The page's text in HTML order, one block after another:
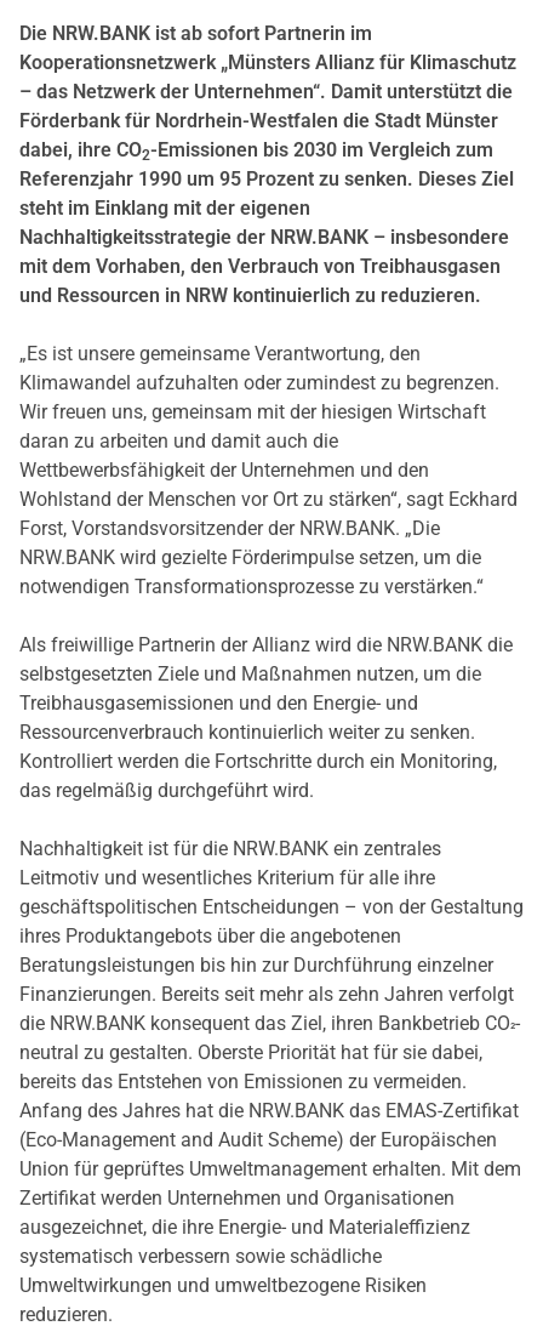
Die NRW.BANK ist ab sofort Partnerin im
Kooperationsnetzwerk „Münsters Allianz für Klimaschutz
– das Netzwerk der Unternehmen“. Damit unterstützt die
Förderbank für Nordrhein-Westfalen die Stadt Münster
dabei, ihre CO2-Emissionen bis 2030 im Vergleich zum
Referenzjahr 1990 um 95 Prozent zu senken. Dieses Ziel
steht im Einklang mit der eigenen
Nachhaltigkeitsstrategie der NRW.BANK – insbesondere
mit dem Vorhaben, den Verbrauch von Treibhausgasen
und Ressourcen in NRW kontinuierlich zu reduzieren.
„Es ist unsere gemeinsame Verantwortung, den
Klimawandel aufzuhalten oder zumindest zu begrenzen.
Wir freuen uns, gemeinsam mit der hiesigen Wirtschaft
daran zu arbeiten und damit auch die
Wettbewerbsfähigkeit der Unternehmen und den
Wohlstand der Menschen vor Ort zu stärken“, sagt Eckhard
Forst, Vorstandsvorsitzender der NRW.BANK. „Die
NRW.BANK wird gezielte Förderimpulse setzen, um die
notwendigen Transformationsprozesse zu verstärken.“
Als freiwillige Partnerin der Allianz wird die NRW.BANK die
selbstgesetzten Ziele und Maßnahmen nutzen, um die
Treibhausgasemissionen und den Energie- und
Ressourcenverbrauch kontinuierlich weiter zu senken.
Kontrolliert werden die Fortschritte durch ein Monitoring,
das regelmäßig durchgeführt wird.
Nachhaltigkeit ist für die NRW.BANK ein zentrales
Leitmotiv und wesentliches Kriterium für alle ihre
geschäftspolitischen Entscheidungen – von der Gestaltung
ihres Produktangebots über die angebotenen
Beratungsleistungen bis hin zur Durchführung einzelner
Finanzierungen. Bereits seit mehr als zehn Jahren verfolgt
die NRW.BANK konsequent das Ziel, ihren Bankbetrieb CO²-
neutral zu gestalten. Oberste Priorität hat für sie dabei,
bereits das Entstehen von Emissionen zu vermeiden.
Anfang des Jahres hat die NRW.BANK das EMAS-Zertifikat
(Eco-Management and Audit Scheme) der Europäischen
Union für geprüftes Umweltmanagement erhalten. Mit dem
Zertifikat werden Unternehmen und Organisationen
ausgezeichnet, die ihre Energie- und Materialeffizienz
systematisch verbessern sowie schädliche
Umweltwirkungen und umweltbezogene Risiken
reduzieren.